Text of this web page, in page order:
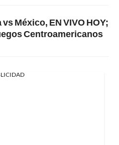
México, EN VIVO HOY;
Centroamericanos